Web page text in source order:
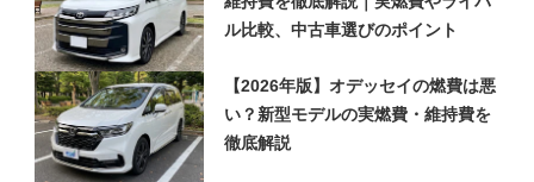
ル比較、中古車選びのポイント
【2026年版】オデッセイの燃費は悪
い？新型モデルの実燃費・維持費を
徹底解説